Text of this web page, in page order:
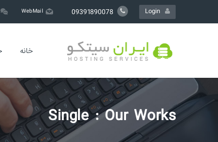
WebMail
خانه
Single : Our Works